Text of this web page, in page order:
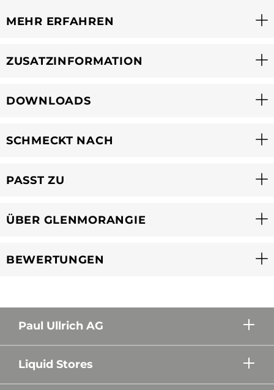
MEHR ERFAHREN
ZUSATZINFORMATION
DOWNLOADS
SCHMECKT NACH
PASST ZU
ÜBER GLENMORANGIE
BEWERTUNGEN
Paul Ullrich AG
Liquid Stores